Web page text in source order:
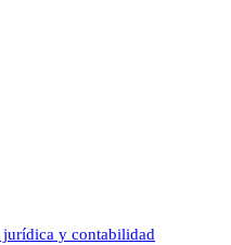
jurídica y contabilidad